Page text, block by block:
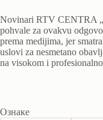
Novinari RTV CENTRA
pohvale za ovakvu
prema medijima, jer
uslovi za nesmetano
na visokom i
Ознаке